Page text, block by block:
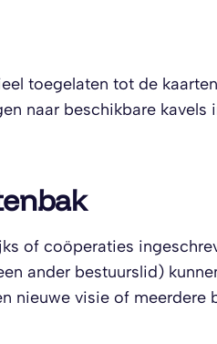
toegelaten tot de
naar beschikbare kavels
of coöperaties
ander bestuurslid)
nieuwe visie of meerdere